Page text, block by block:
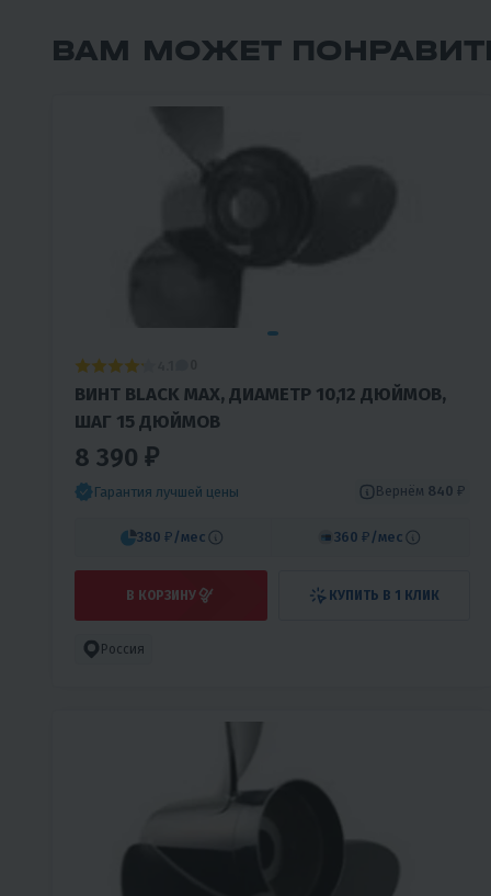
ВАМ МОЖЕТ
ВИНТ BLACK MAX, ДИАМЕТР 10,12 ДЮЙМОВ,
ШАГ 15 ДЮЙМОВ
8 390 ₽
Гарантия лучшей цены Вернём 840 ₽
380 ₽ /мес 360 ₽ /мес
В КОРЗИНУ КУПИТЬ В 1 КЛИК
Россия